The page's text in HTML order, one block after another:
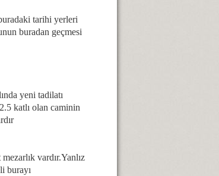
tarihi yerleri
buradan geçmesi
yeni tadilatı
katlı olan caminin
vardır.Yanlız
burayı